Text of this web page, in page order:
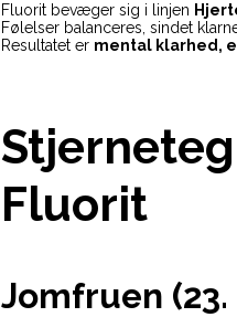
Fluorit bevæger sig i linjen
Følelser balanceres, sindet
Resultatet er mental klarhed,
Fluorit
Jomfruen (23.